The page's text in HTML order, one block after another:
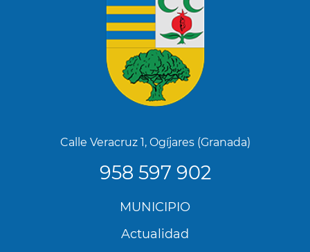
Calle Veracruz 1, Ogíjares (Granada)
958 597 902
MUNICIPIO
Actualidad